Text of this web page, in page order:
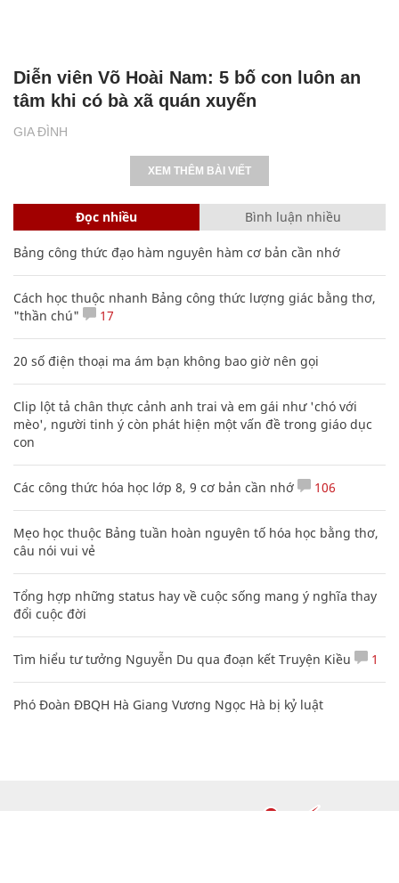
GIA ĐÌNH
Diễn viên Võ Hoài Nam: 5 bố con luôn an
tâm khi có bà xã quán xuyến
XEM THÊM BÀI VIẾT
Đọc nhiều Bình luận nhiều
Bảng công thức đạo hàm nguyên hàm cơ bản cần nhớ
Cách học thuộc nhanh Bảng công thức lượng giác bằng thơ,
"thần chú"
17
20 số điện thoại ma ám bạn không bao giờ nên gọi
Clip lột tả chân thực cảnh anh trai và em gái như 'chó với
mèo', người tinh ý còn phát hiện một vấn đề trong giáo dục
con
Các công thức hóa học lớp 8, 9 cơ bản cần nhớ 106
Mẹo học thuộc Bảng tuần hoàn nguyên tố hóa học bằng thơ,
câu nói vui vẻ
Tổng hợp những status hay về cuộc sống mang ý nghĩa thay
đổi cuộc đời
Tìm hiểu tư tưởng Nguyễn Du qua đoạn kết Truyện Kiều 1
Phó Đoàn ĐBQH Hà Giang Vương Ngọc Hà bị kỷ luật